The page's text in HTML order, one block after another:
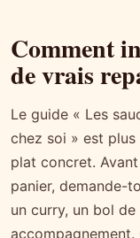
Comment
de vrais
Le guide « Les
chez soi » est
plat concret.
panier, demande-
un curry, un bol